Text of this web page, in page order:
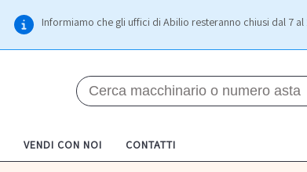
Informiamo che gli uffici di Abilio resteranno chiusi dal 7
VENDI CON NOI CONTATTI